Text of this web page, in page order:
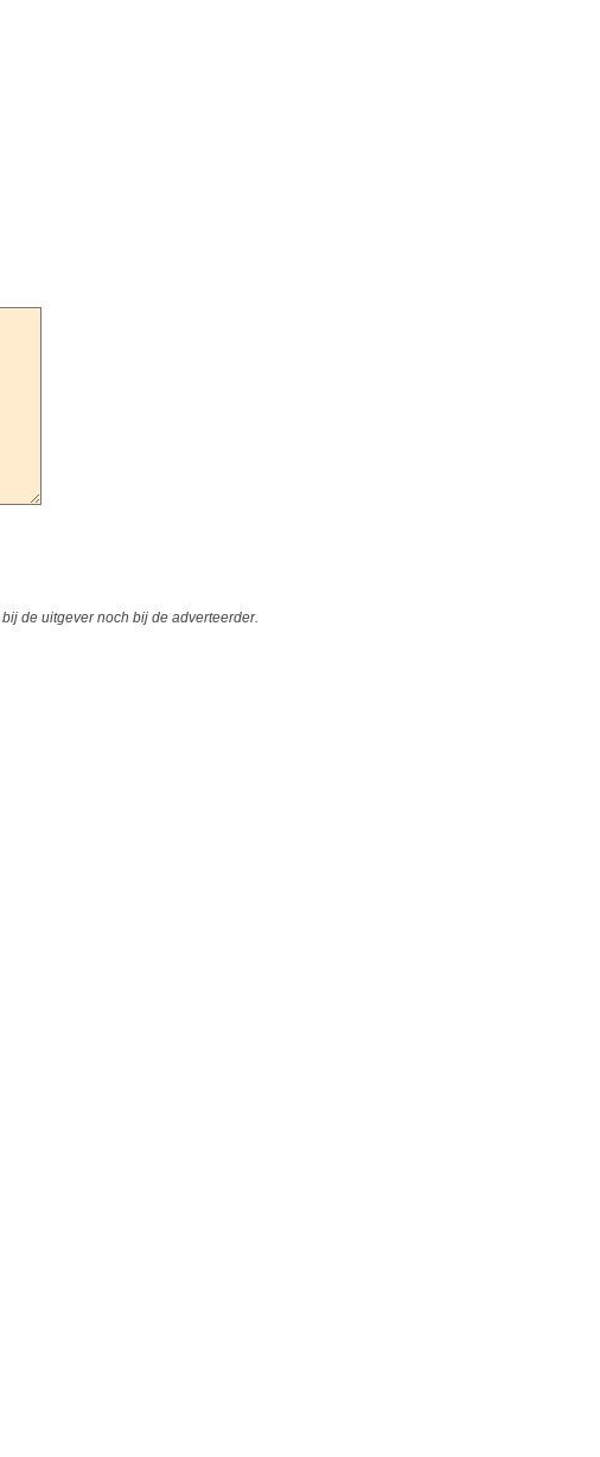
de uitgever noch bij de adverteerder.